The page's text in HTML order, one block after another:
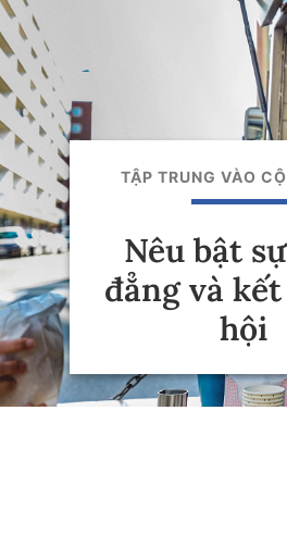
TẬP TRUNG VÀO
Nêu bật
đẳng và
hội